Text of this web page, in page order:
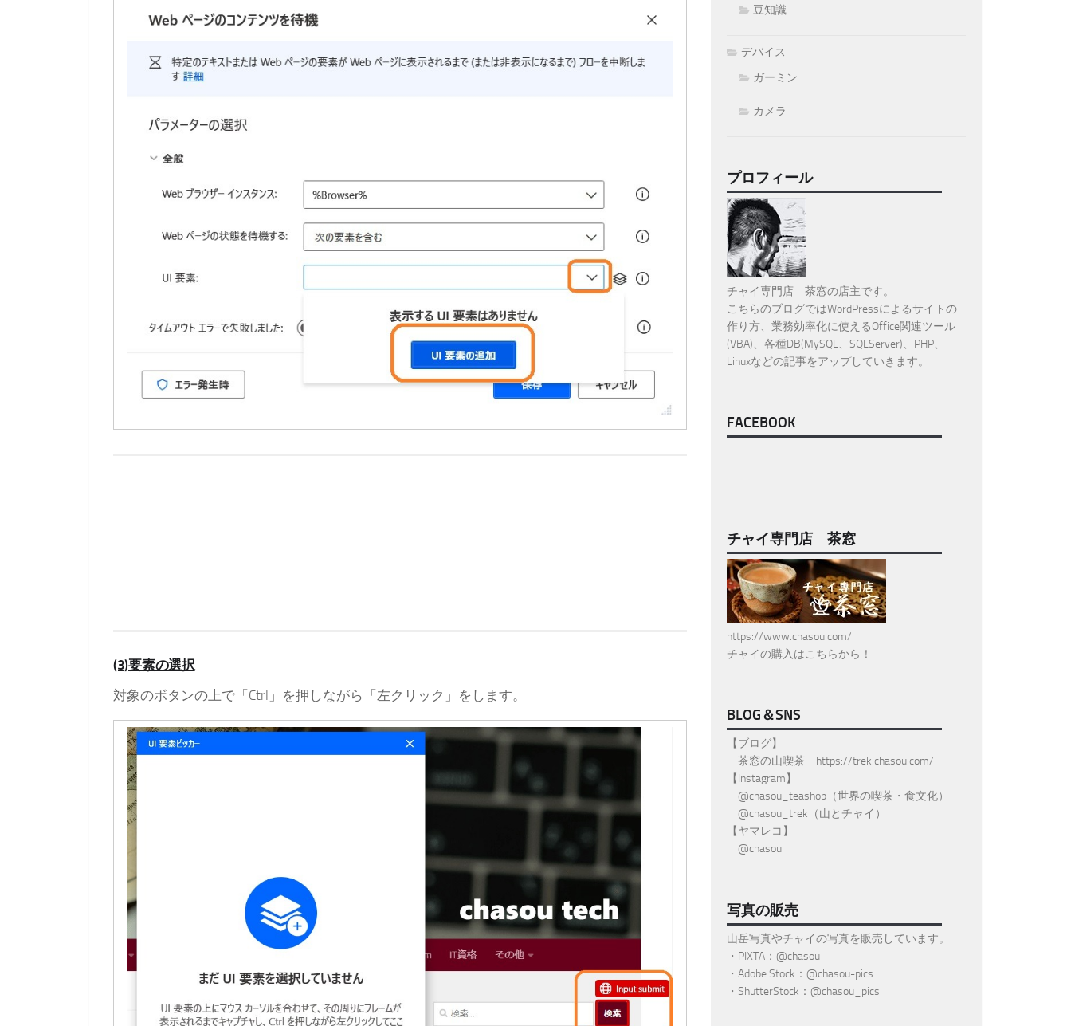
(3)要素の選択
対象のボタンの上で「Ctrl」を押しながら「左クリック」をします。
豆知識
デバイス
ガーミン
カメラ
プロフィール
チャイ専門店 茶窓の店主です。
こちらのブログではWordPressによるサイトの
作り方、業務効率化に使えるOffice関連ツール
(VBA)、各種DB(MySQL、SQLServer)、PHP、
Linuxなどの記事をアップしていきます。
FACEBOOK
チャイ専門店 茶窓
https://www.chasou.com/
チャイの購入はこちらから！
BLOG＆SNS
【ブログ】
茶窓の山喫茶 https://trek.chasou.com/
【Instagram】
@chasou_teashop （世界の喫茶・食文化）
@chasou_trek （山とチャイ）
【ヤマレコ】
@chasou
写真の販売
山岳写真やチャイの写真を販売しています。
・PIXTA：@chasou
・Adobe Stock：@chasou-pics
・ShutterStock：@chasou_pics